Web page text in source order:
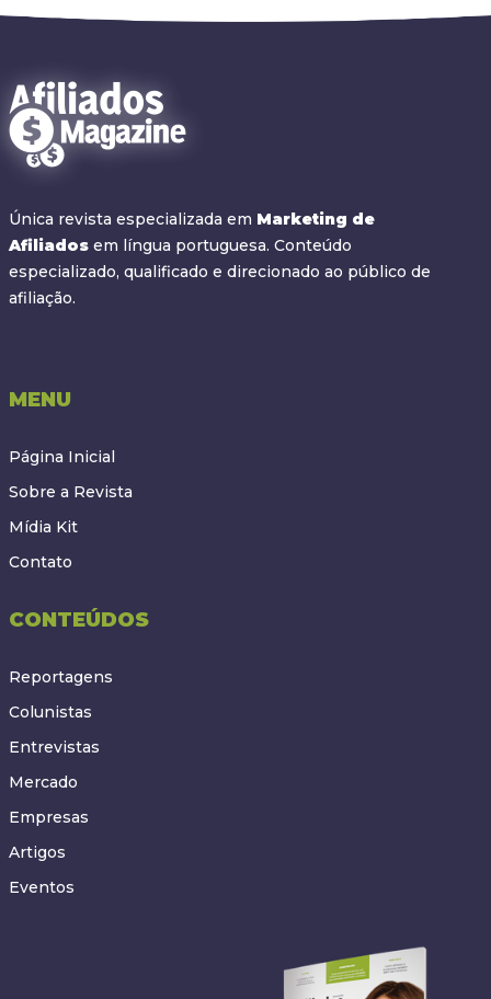
Única revista especializada em Marketing de
Afiliados em língua portuguesa. Conteúdo
especializado, qualificado e direcionado ao público de
afiliação.
MENU
Página Inicial
Sobre a Revista
Mídia Kit
Contato
CONTEÚDOS
Reportagens
Colunistas
Entrevistas
Mercado
Empresas
Artigos
Eventos